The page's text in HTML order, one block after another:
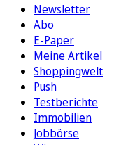
Newsletter
Abo
E-Paper
Meine Artikel
Shoppingwelt
Push
Testberichte
Immobilien
Jobbörse